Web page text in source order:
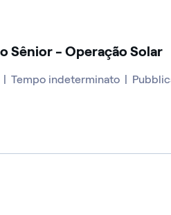
Sênior - Operação Solar
| Tempo indeterminato |